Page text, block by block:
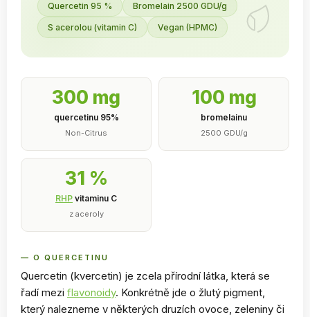
Quercetin 95 % Bromelain 2500 GDU/g
S acerolou (vitamin C) Vegan (HPMC)
300 mg
quercetinu 95%
Non-Citrus
100 mg
bromelainu
2500 GDU/g
31 %
RHP vitaminu C
z aceroly
— O QUERCETINU
Quercetin (kvercetin) je zcela přírodní látka, která se
řadí mezi flavonoidy. Konkrétně jde o žlutý pigment,
který nalezneme v některých druzích ovoce, zeleniny či